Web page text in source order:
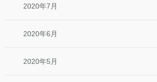
2020年7月
2020年6月
2020年5月